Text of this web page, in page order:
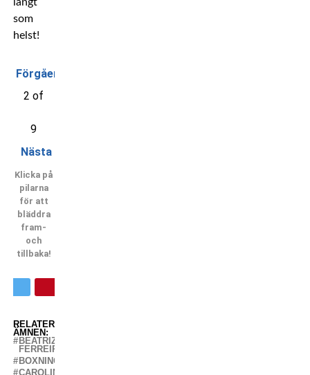
som
helst!
Förgående
2 of
9
Nästa
Klicka på
pilarna
för att
bläddra
fram-
och
tillbaka!
RELATERADE
ÄMNEN:
BEATRIZ
FERREIRA
BOXNING
CAROLINE